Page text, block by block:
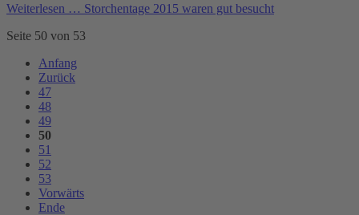
Weiterlesen … Storchentage 2015 waren gut besucht
Seite 50 von 53
Anfang
Zurück
47
48
49
50
51
52
53
Vorwärts
Ende